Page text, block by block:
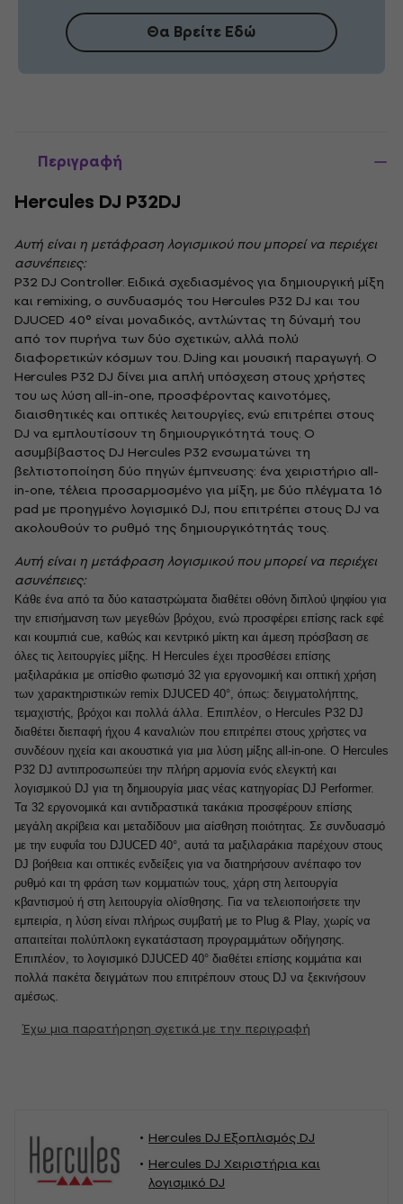
Θα Βρείτε Εδώ
Περιγραφή
Hercules DJ P32DJ
Αυτή είναι η μετάφραση λογισμικού που μπορεί να περιέχει
ασυνέπειες:
P32 DJ Controller. Ειδικά σχεδιασμένος για δημιουργική μίξη
και remixing, ο συνδυασμός του Hercules P32 DJ και του
DJUCED 40° είναι μοναδικός, αντλώντας τη δύναμή του
από τον πυρήνα των δύο σχετικών, αλλά πολύ
διαφορετικών κόσμων του. DJing και μουσική παραγωγή. Ο
Hercules P32 DJ δίνει μια απλή υπόσχεση στους χρήστες
του ως λύση all-in-one, προσφέροντας καινοτόμες,
διαισθητικές και οπτικές λειτουργίες, ενώ επιτρέπει στους
DJ να εμπλουτίσουν τη δημιουργικότητά τους. Ο
ασυμβίβαστος DJ Hercules P32 ενσωματώνει τη
βελτιστοποίηση δύο πηγών έμπνευσης: ένα χειριστήριο all-
in-one, τέλεια προσαρμοσμένο για μίξη, με δύο πλέγματα 16
pad με προηγμένο λογισμικό DJ, που επιτρέπει στους DJ να
ακολουθούν το ρυθμό της δημιουργικότητάς τους.
Αυτή είναι η μετάφραση λογισμικού που μπορεί να περιέχει
ασυνέπειες:
Κάθε ένα από τα δύο καταστρώματα διαθέτει οθόνη διπλού ψηφίου για
την επισήμανση των μεγεθών βρόχου, ενώ προσφέρει επίσης rack εφέ
και κουμπιά cue, καθώς και κεντρικό μίκτη και άμεση πρόσβαση σε
όλες τις λειτουργίες μίξης. Η Hercules έχει προσθέσει επίσης
μαξιλαράκια με οπίσθιο φωτισμό 32 για εργονομική και οπτική χρήση
των χαρακτηριστικών remix DJUCED 40°, όπως: δειγματολήπτης,
τεμαχιστής, βρόχοι και πολλά άλλα. Επιπλέον, ο Hercules P32 DJ
διαθέτει διεπαφή ήχου 4 καναλιών που επιτρέπει στους χρήστες να
συνδέουν ηχεία και ακουστικά για μια λύση μίξης all-in-one. Ο Hercules
P32 DJ αντιπροσωπεύει την πλήρη αρμονία ενός ελεγκτή και
λογισμικού DJ για τη δημιουργία μιας νέας κατηγορίας DJ Performer.
Τα 32 εργονομικά και αντιδραστικά τακάκια προσφέρουν επίσης
μεγάλη ακρίβεια και μεταδίδουν μια αίσθηση ποιότητας. Σε συνδυασμό
με την ευφυΐα του DJUCED 40°, αυτά τα μαξιλαράκια παρέχουν στους
DJ βοήθεια και οπτικές ενδείξεις για να διατηρήσουν ανέπαφο τον
ρυθμό και τη φράση των κομματιών τους, χάρη στη λειτουργία
κβαντισμού ή στη λειτουργία ολίσθησης. Για να τελειοποιήσετε την
εμπειρία, η λύση είναι πλήρως συμβατή με το Plug & Play, χωρίς να
απαιτείται πολύπλοκη εγκατάσταση προγραμμάτων οδήγησης.
Επιπλέον, το λογισμικό DJUCED 40° διαθέτει επίσης κομμάτια και
πολλά πακέτα δειγμάτων που επιτρέπουν στους DJ να ξεκινήσουν
αμέσως.
Έχω μια παρατήρηση σχετικά με την περιγραφή
Hercules DJ Εξοπλισμός DJ
Hercules DJ Χειριστήρια και
λογισμικό DJ